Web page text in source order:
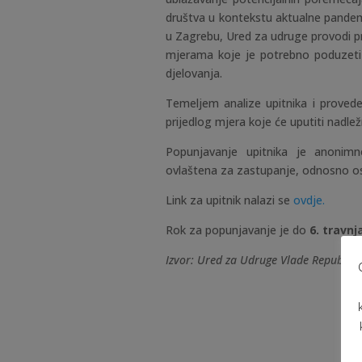
društva u kontekstu aktualne
u Zagrebu, Ured za udruge provodi
mjerama koje je potrebno
djelovanja.
Temeljem analize upitnika i
prijedlog mjera koje će uputiti
Popunjavanje upitnika je
ovlaštena za zastupanje, odnosno
Link za upitnik nalazi seovdje.
Rok za popunjavanje je do 6.
Izvor: Ured za Udruge Vlade